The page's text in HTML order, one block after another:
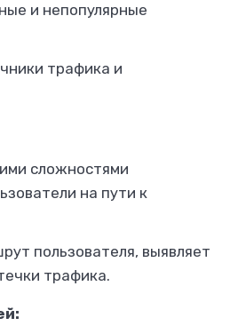
и непопулярные
трафика и
сложностями
на пути к
пользователя, выявляет
трафика.